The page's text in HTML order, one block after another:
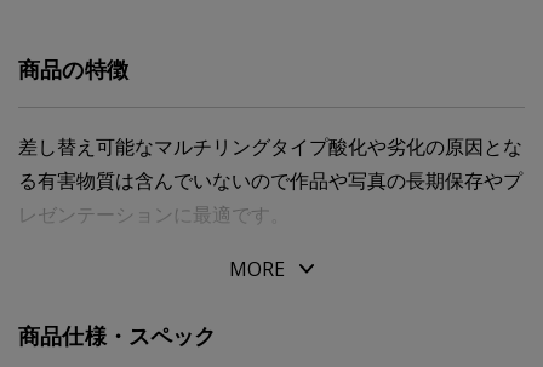
商品の特徴
差し替え可能なマルチリングタイプ酸化や劣化の原因とな
る有害物質は含んでいないので作品や写真の長期保存やプ
レゼンテーションに最適です。
１４”１７”：３５７Ｘ４３９ｍｍ。
MORE
商品仕様・スペック